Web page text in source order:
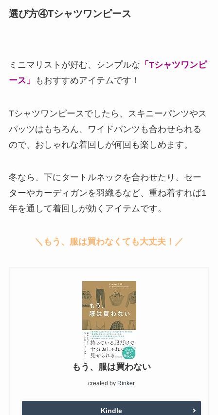
選び方④Tシャツワンピース
ミニマリストが好む、シンプルな 「Tシャツワンピ
ース」
もおすすめアイテムです！
Tシャツワンピースでしたら、スキニーパンツやス
パッツはもちろん、ワイドパンツも合わせられる
ので、おしゃれな着回しが何回も楽しめます。
冬なら、下にタートルネックを合わせたり、セー
ターやカーディガンを羽織るなど、重ね着すれば1
年を通して着回しが効くアイテムです。
＼もう、服は買わなくても大丈夫！／
もう、服は買わない
created by Rinker
Kindle